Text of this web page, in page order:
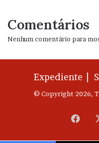
Comentários
Nenhum comentário para
Expediente |
© Copyright 2026,